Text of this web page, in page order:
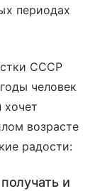
периодах
СССР
человек
хочет
возрасте
радости:
и